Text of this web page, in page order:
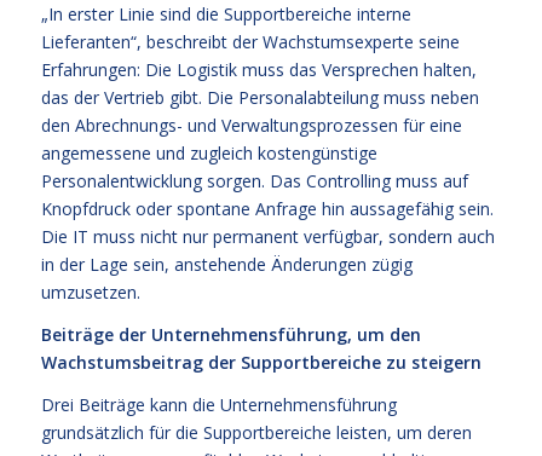
„In erster Linie sind die Supportbereiche interne
Lieferanten“, beschreibt der Wachstumsexperte seine
Erfahrungen: Die Logistik muss das Versprechen halten,
das der Vertrieb gibt. Die Personalabteilung muss neben
den Abrechnungs- und Verwaltungsprozessen für eine
angemessene und zugleich kostengünstige
Personalentwicklung sorgen. Das Controlling muss auf
Knopfdruck oder spontane Anfrage hin aussagefähig sein.
Die IT muss nicht nur permanent verfügbar, sondern auch
in der Lage sein, anstehende Änderungen zügig
umzusetzen.
Beiträge der Unternehmensführung, um den
Wachstumsbeitrag der Supportbereiche zu steigern
Drei Beiträge kann die Unternehmensführung
grundsätzlich für die Supportbereiche leisten, um deren